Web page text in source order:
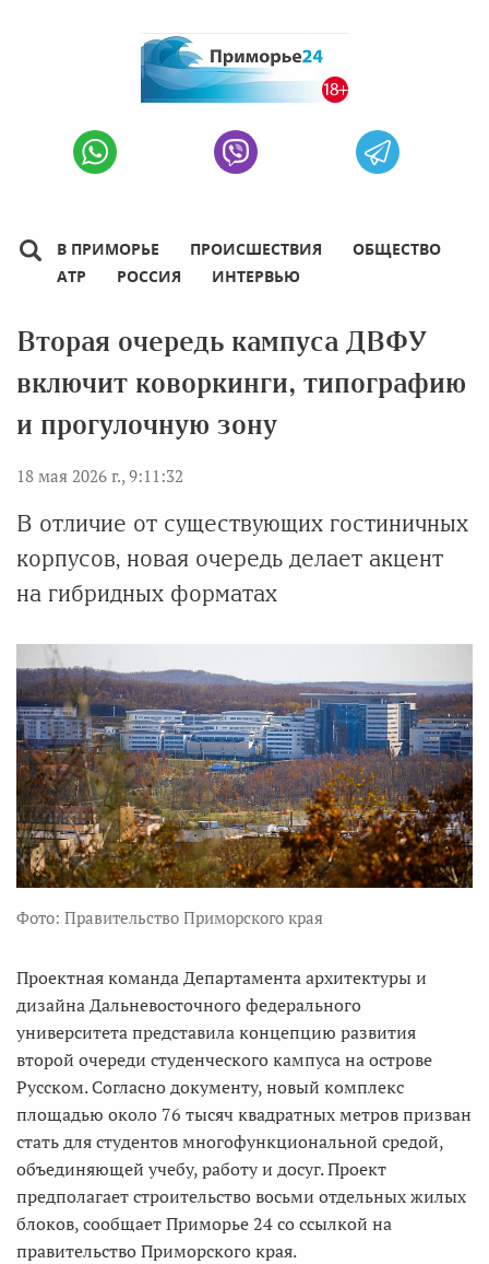
В ПРИМОРЬЕ ПРОИСШЕСТВИЯ
ОБЩЕСТВО
АТР
РОССИЯ ИНТЕРВЬЮ
Вторая очередь кампуса ДВФУ
включит коворкинги, типографию
и прогулочную зону
18 мая 2026 г., 9:11:32
В отличие от существующих гостиничных
корпусов, новая очередь делает акцент
на гибридных форматах
Фото: Правительство Приморского края
Проектная команда Департамента архитектуры и
дизайна Дальневосточного федерального
университета представила концепцию развития
второй очереди студенческого кампуса на острове
Русском. Согласно документу, новый комплекс
площадью около 76 тысяч квадратных метров призван
стать для студентов многофункциональной средой,
объединяющей учебу, работу и досуг. Проект
предполагает строительство восьми отдельных жилых
блоков, сообщает Приморье 24 со ссылкой на
правительство Приморского края.